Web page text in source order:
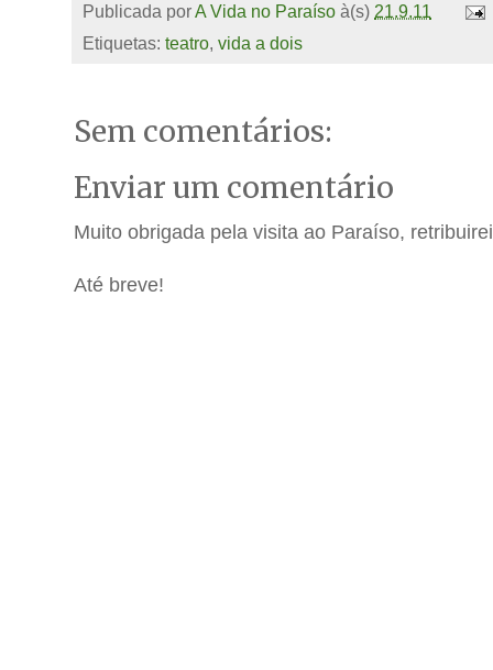
Publicada porA Vida no Paraíso à(s) 21.9.11
Etiquetas: teatro, vida a dois
Sem comentários:
Enviar um comentário
Muito obrigada pela visita ao Paraíso,
Até breve!